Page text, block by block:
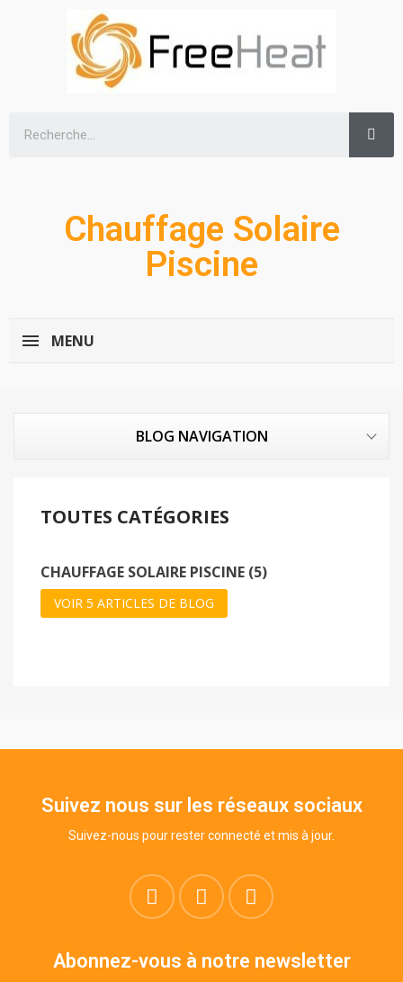
Chauffage Solaire
Piscine
MENU
BLOG NAVIGATION
TOUTES CATÉGORIES
CHAUFFAGE SOLAIRE PISCINE (5)
VOIR 5 ARTICLES DE BLOG
Suivez nous sur les réseaux sociaux
Suivez-nous pour rester connecté et mis à jour.
Abonnez-vous à notre newsletter